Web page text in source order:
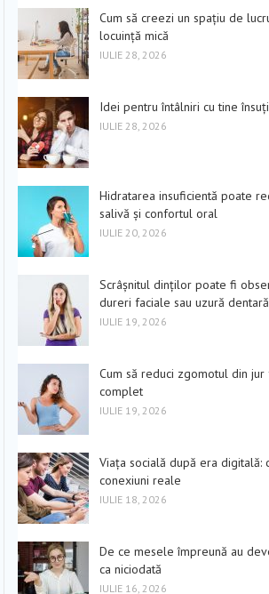
Cum să creezi un spațiu de
locuință mică
IULIE 28, 2026
Idei pentru întâlniri cu tine
IULIE 28, 2026
Hidratarea insuficientă poate
salivă și confortul oral
IULIE 20, 2026
Scrâșnitul dinților poate fi
dureri faciale sau uzură dentară
IULIE 19, 2026
Cum să reduci zgomotul din
complet
IULIE 19, 2026
Viața socială după era digitală:
conexiuni reale
IULIE 18, 2026
De ce mesele împreună au
ca niciodată
IULIE 16, 2026